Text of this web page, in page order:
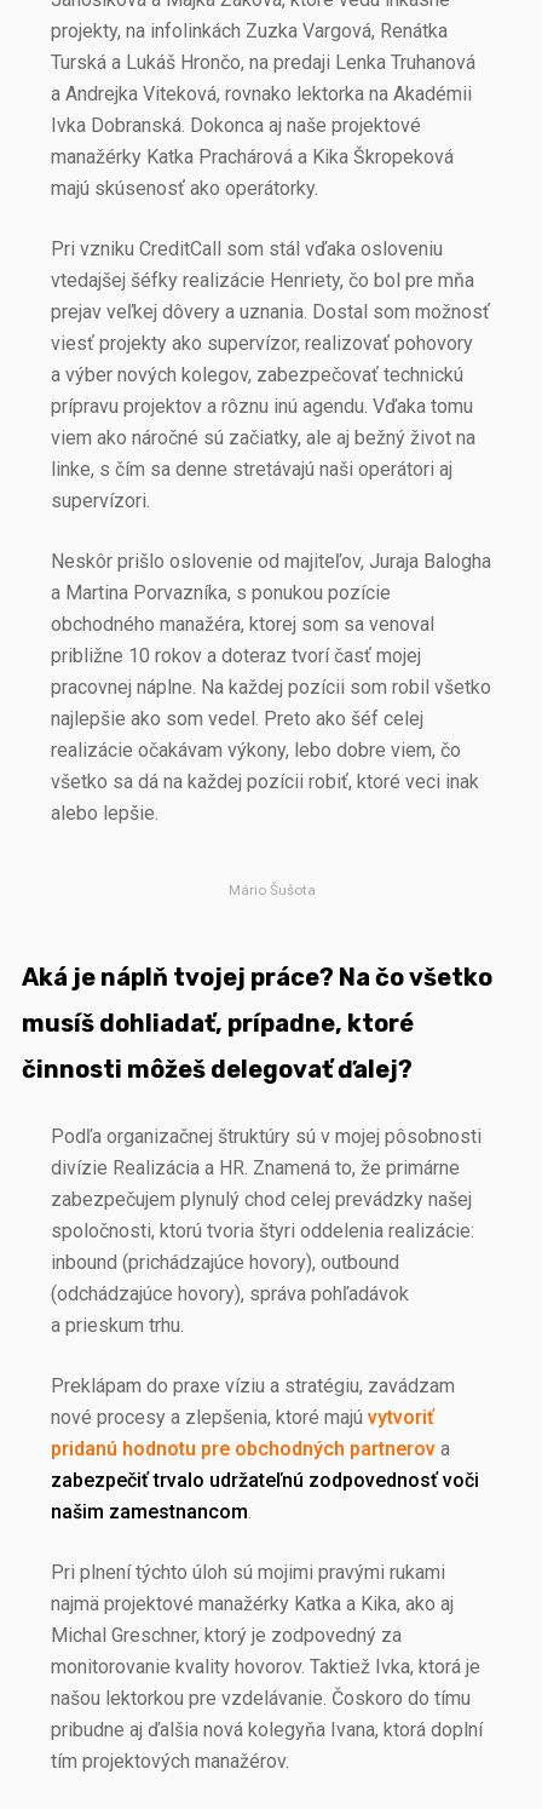
projekty, na infolinkách Zuzka Vargová, Renátka
Turská a Lukáš Hrončo, na predaji Lenka Truhanová
a Andrejka Viteková, rovnako lektorka na Akadémii
Ivka Dobranská. Dokonca aj naše projektové
manažérky Katka Prachárová a Kika Škropeková
majú skúsenosť ako operátorky.
Pri vzniku CreditCall som stál vďaka osloveniu
vtedajšej šéfky realizácie Henriety, čo bol pre mňa
prejav veľkej dôvery a uznania. Dostal som možnosť
viesť projekty ako supervízor, realizovať pohovory
a výber nových kolegov, zabezpečovať technickú
prípravu projektov a rôznu inú agendu. Vďaka tomu
viem ako náročné sú začiatky, ale aj bežný život na
linke, s čím sa denne stretávajú naši operátori aj
supervízori.
Neskôr prišlo oslovenie od majiteľov, Juraja Balogha
a Martina Porvazníka, s ponukou pozície
obchodného manažéra, ktorej som sa venoval
približne 10 rokov a doteraz tvorí časť mojej
pracovnej náplne. Na každej pozícii som robil všetko
najlepšie ako som vedel. Preto ako šéf celej
realizácie očakávam výkony, lebo dobre viem, čo
všetko sa dá na každej pozícii robiť, ktoré veci inak
alebo lepšie.
Mário Šušota
Aká je náplň tvojej práce? Na čo všetko
musíš dohliadať, prípadne, ktoré
činnosti môžeš delegovať ďalej?
Podľa organizačnej štruktúry sú v mojej pôsobnosti
divízie Realizácia a HR. Znamená to, že primárne
zabezpečujem plynulý chod celej prevádzky našej
spoločnosti, ktorú tvoria štyri oddelenia realizácie:
inbound (prichádzajúce hovory), outbound
(odchádzajúce hovory), správa pohľadávok
a prieskum trhu.
Preklápam do praxe víziu a stratégiu, zavádzam
nové procesy a zlepšenia, ktoré majú vytvoriť
pridanú hodnotu pre obchodných partnerov a
zabezpečiť trvalo udržateľnú zodpovednosť voči
našim zamestnancom.
Pri plnení týchto úloh sú mojimi pravými rukami
najmä projektové manažérky Katka a Kika, ako aj
Michal Greschner, ktorý je zodpovedný za
monitorovanie kvality hovorov. Taktiež Ivka, ktorá je
našou lektorkou pre vzdelávanie. Čoskoro do tímu
pribudne aj ďalšia nová kolegyňa Ivana, ktorá doplní
tím projektových manažérov.